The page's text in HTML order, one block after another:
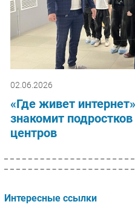
02.06.2026
«Где живет
знакомит
центров
Интересные ссылки